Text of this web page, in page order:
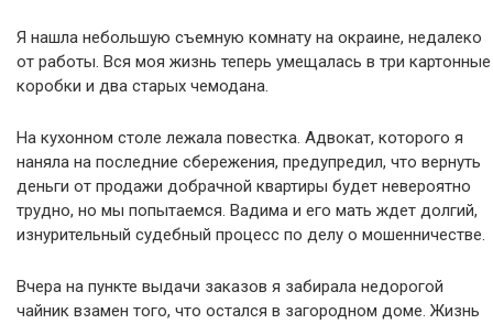
Я нашла небольшую съемную комнату на окраине, недалеко
от работы. Вся моя жизнь теперь умещалась в три картонные
коробки и два старых чемодана.
На кухонном столе лежала повестка. Адвокат, которого я
наняла на последние сбережения, предупредил, что вернуть
деньги от продажи добрачной квартиры будет невероятно
трудно, но мы попытаемся. Вадима и его мать ждет долгий,
изнурительный судебный процесс по делу о мошенничестве.
Вчера на пункте выдачи заказов я забирала недорогой
чайник взамен того, что остался в загородном доме. Жизнь